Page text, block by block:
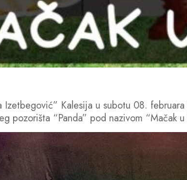
Izetbegović” Kalesija u subotu 08.
pozorišta “Panda” pod nazivom “Mačak u